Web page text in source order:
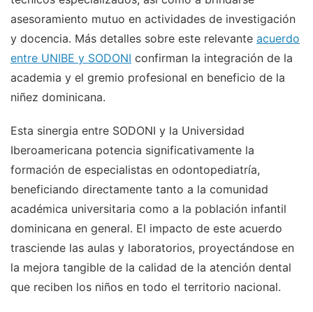
asesoramiento mutuo en actividades de investigación
y docencia. Más detalles sobre este relevante acuerdo
entre UNIBE y SODONI confirman la integración de la
academia y el gremio profesional en beneficio de la
niñez dominicana.
Esta sinergia entre SODONI y la Universidad
Iberoamericana potencia significativamente la
formación de especialistas en odontopediatría,
beneficiando directamente tanto a la comunidad
académica universitaria como a la población infantil
dominicana en general. El impacto de este acuerdo
trasciende las aulas y laboratorios, proyectándose en
la mejora tangible de la calidad de la atención dental
que reciben los niños en todo el territorio nacional.